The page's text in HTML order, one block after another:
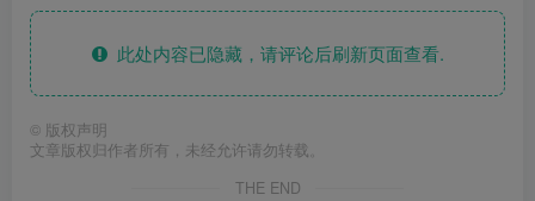
此处内容已隐藏，请评论后刷新页面查看.
© 版权声明
文章版权归作者所有，未经允许请勿转载。
THE END